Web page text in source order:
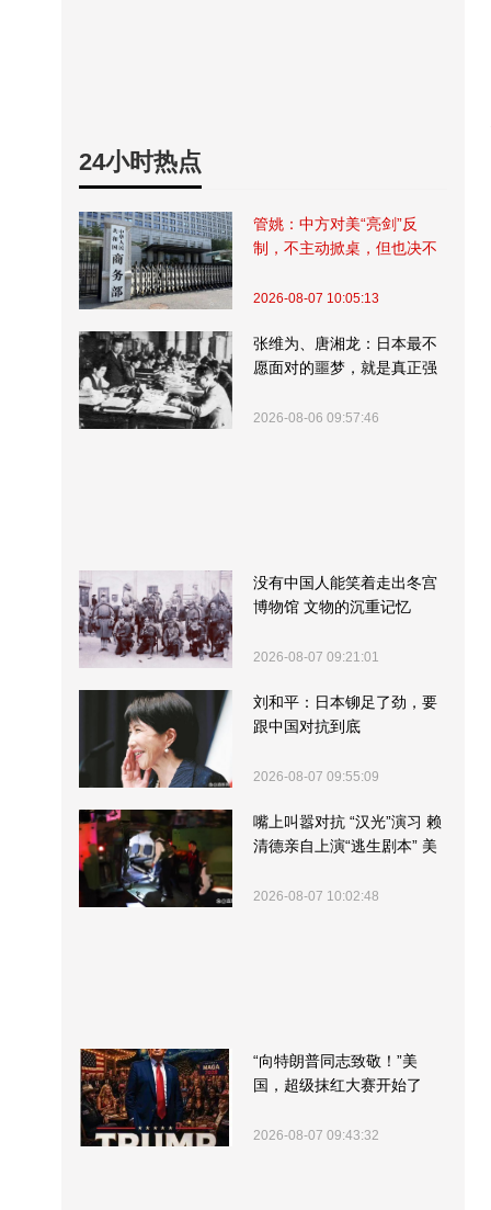
24小时热点
管姚：中方对美“亮剑”反
制，不主动掀桌，但也决不
2026-08-07 10:05:13
张维为、唐湘龙：日本最不
愿面对的噩梦，就是真正强
2026-08-06 09:57:46
没有中国人能笑着走出冬宫
博物馆 文物的沉重记忆
2026-08-07 09:21:01
刘和平：日本铆足了劲，要
跟中国对抗到底
2026-08-07 09:55:09
嘴上叫嚣对抗 “汉光”演习 赖
清德亲自上演“逃生剧本” 美
2026-08-07 10:02:48
“向特朗普同志致敬！”美
国，超级抹红大赛开始了
2026-08-07 09:43:32